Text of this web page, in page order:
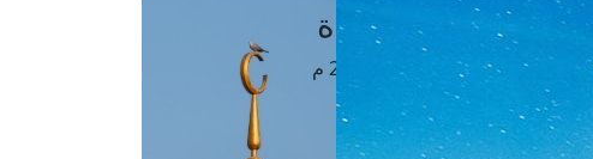
مَواقِيتُ الصَّـــلاة
القاهرة · 06 أغسطس 2026 م
الفجر
4 :40